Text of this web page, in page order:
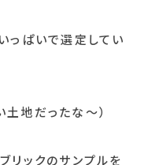
っぱいで選定してい
地だったな～）
リックのサンプルを